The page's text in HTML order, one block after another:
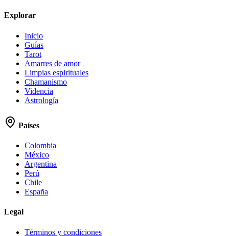
Explorar
Inicio
Guías
Tarot
Amarres de amor
Limpias espirituales
Chamanismo
Videncia
Astrología
Países
Colombia
México
Argentina
Perú
Chile
España
Legal
Términos y condiciones